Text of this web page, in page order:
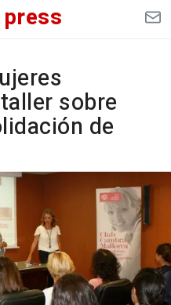
press
sobre
de